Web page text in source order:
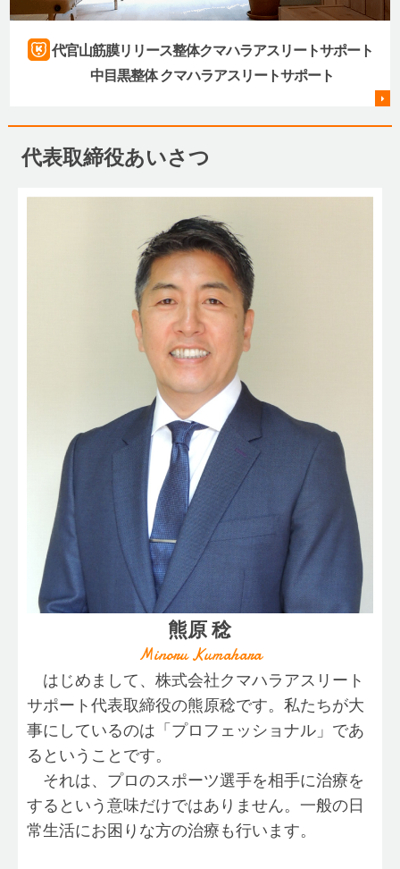
代官山筋膜リリース整体クマハラアスリートサポート
中目黒整体 クマハラアスリートサポート
代表取締役あいさつ
熊原 稔
Minoru Kumahara
はじめまして、株式会社クマハラアスリート
サポート代表取締役の熊原稔です。私たちが大
事にしているのは「プロフェッショナル」であ
るということです。
それは、プロのスポーツ選手を相手に治療を
するという意味だけではありません。一般の日
常生活にお困りな方の治療も行います。